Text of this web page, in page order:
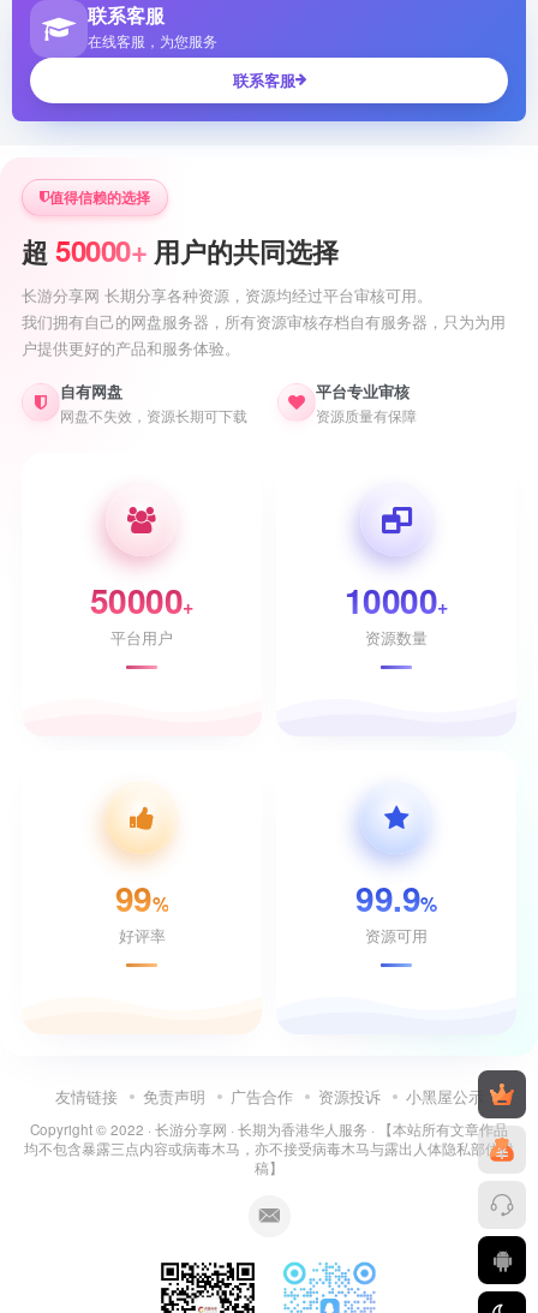
联系客服
在线客服，为您服务
联系客服
值得信赖的选择
超 50000+ 用户的共同选择
长游分享网 长期分享各种资源，资源均经过平台审核可用。
我们拥有自己的网盘服务器，所有资源审核存档自有服务器，只为为用
户提供更好的产品和服务体验。
自有网盘
网盘不失效，资源长期可下载
平台专业审核
资源质量有保障
50000+
平台用户
10000+
资源数量
99%
好评率
99.9%
资源可用
友情链接 免责声明 广告合作 资源投诉 小黑屋公示
Copyright © 2022 · 长游分享网 · 长期为香港华人服务 · 【本站所有文章作品
均不包含暴露三点内容或病毒木马，亦不接受病毒木马与露出人体隐私部位投
稿】